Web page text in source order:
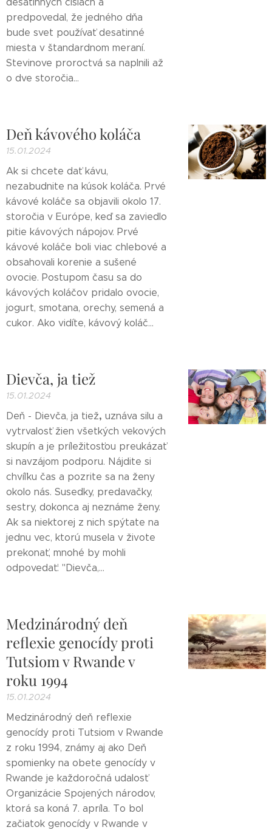
predpovedal, že jedného dňa
bude svet používať desatinné
miesta v štandardnom meraní.
Stevinove proroctvá sa naplnili až
o dve storočia...
Deň kávového koláča
15.01.2024
Ak si chcete dať kávu,
nezabudnite na kúsok koláča. Prvé
kávové koláče sa objavili okolo 17.
storočia v Európe, keď sa zaviedlo
pitie kávových nápojov. Prvé
kávové koláče boli viac chlebové a
obsahovali korenie a sušené
ovocie. Postupom času sa do
kávových koláčov pridalo ovocie,
jogurt, smotana, orechy, semená a
cukor. Ako vidíte, kávový koláč...
Dievča, ja tiež
15.01.2024
Deň - Dievča, ja tiež, uznáva silu a
vytrvalosť žien všetkých vekových
skupín a je príležitosťou preukázať
si navzájom podporu. Nájdite si
chvíľku čas a pozrite sa na ženy
okolo nás. Susedky, predavačky,
sestry, dokonca aj neznáme ženy.
Ak sa niektorej z nich spýtate na
jednu vec, ktorú musela v živote
prekonať, mnohé by mohli
odpovedať: "Dievča,...
Medzinárodný deň
reflexie genocídy proti
Tutsiom v Rwande v
roku 1994
15.01.2024
Medzinárodný deň reflexie
genocídy proti Tutsiom v Rwande
z roku 1994, známy aj ako Deň
spomienky na obete genocídy v
Rwande je každoročná udalosť
Organizácie Spojených národov,
ktorá sa koná 7. apríla. To bol
začiatok genocídy v Rwande v